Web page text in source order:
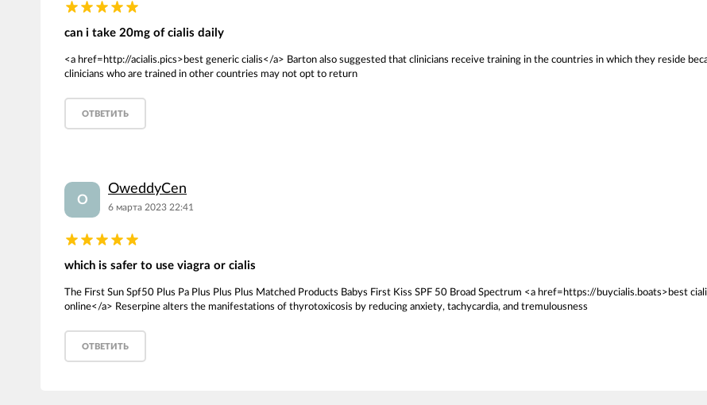
can i take 20mg of cialis daily
<a href=http://acialis.pics>best generic cialis</a> Barton also suggested that clinicians receive training in the countries in which they reside
clinicians who are trained in other countries may not opt to return
ОТВЕТИТЬ
O
OweddyCen
6 марта 2023 22:41
which is safer to use viagra or cialis
The First Sun Spf50 Plus Pa Plus Plus Plus Matched Products Babys First Kiss SPF 50 Broad Spectrum <a href=https://buycialis.boats>best
online</a> Reserpine alters the manifestations of thyrotoxicosis by reducing anxiety, tachycardia, and tremulousness
ОТВЕТИТЬ